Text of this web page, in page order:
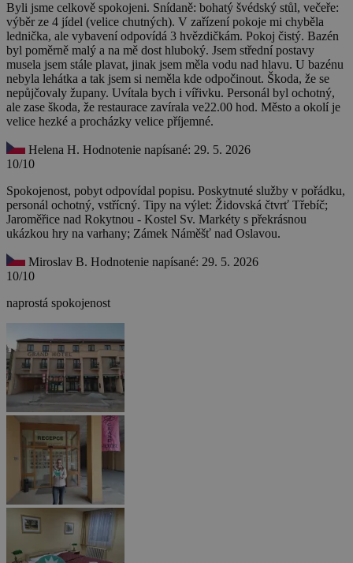
Byli jsme celkově spokojeni. Snídaně: bohatý švédský stůl, večeře:
výběr ze 4 jídel (velice chutných). V zařízení pokoje mi chyběla
lednička, ale vybavení odpovídá 3 hvězdičkám. Pokoj čistý. Bazén
byl poměrně malý a na mě dost hluboký. Jsem střední postavy
musela jsem stále plavat, jinak jsem měla vodu nad hlavu. U bazénu
nebyla lehátka a tak jsem si neměla kde odpočinout. Škoda, že se
nepůjčovaly župany. Uvítala bych i vířivku. Personál byl ochotný,
ale zase škoda, že restaurace zavírala ve22.00 hod. Město a okolí je
velice hezké a procházky velice příjemné.
Helena H. Hodnotenie napísané: 29. 5. 2026
10/10
Spokojenost, pobyt odpovídal popisu. Poskytnuté služby v pořádku,
personál ochotný, vstřícný. Tipy na výlet: Židovská čtvrť Třebíč;
Jaroměřice nad Rokytnou - Kostel Sv. Markéty s překrásnou
ukázkou hry na varhany; Zámek Náměšť nad Oslavou.
Miroslav B. Hodnotenie napísané: 29. 5. 2026
10/10
naprostá spokojenost